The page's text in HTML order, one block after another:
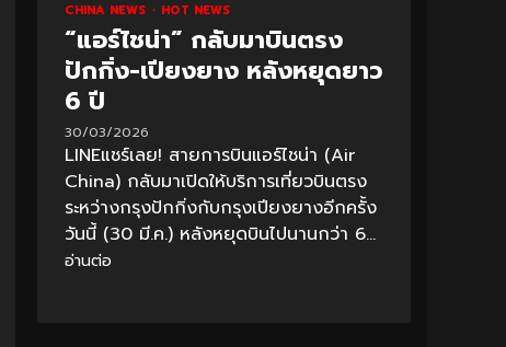
CHINA NEWS HOT NEWS
“แอร์ไชน่า” กลับมาบินตรง
ปักกิ่ง-เปียงยาง หลังหยุดยาว
6 ปี
30/03/2026
LINEแชร์เลย! สายการบินแอร์ไชน่า (Air
China) กลับมาเปิดให้บริการเที่ยวบินตรง
ระหว่างกรุงปักกิ่งกับกรุงเปียงยางอีกครั้ง
วันนี้ (30 มี.ค.) หลังหยุดบินไปนานกว่า 6...
อ่านต่อ